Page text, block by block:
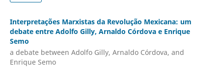
Interpretações Marxistas da Revolução Mexicana: um
debate entre Adolfo Gilly, Arnaldo Córdova e Enrique
Semo
a debate between Adolfo Gilly, Arnaldo Córdova, and
Enrique Semo